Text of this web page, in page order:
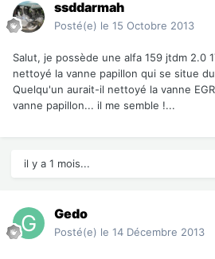
ssddarmah
Posté(e) le 15 Octobre 2013
Salut, je possède une alfa 159 jtdm 2.0
nettoyé la vanne papillon qui se situe
Quelqu'un aurait-il nettoyé la vanne
vanne papillon... il me semble !...
il y a 1 mois...
Gedo
Posté(e) le 14 Décembre 2013